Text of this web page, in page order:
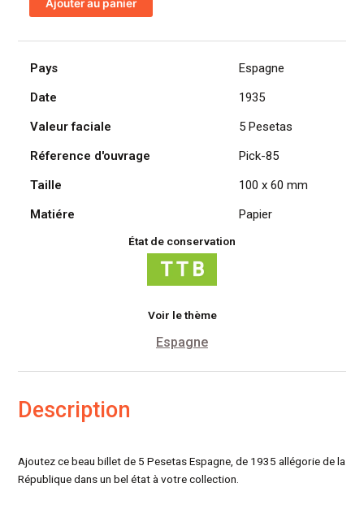
ESPAGNE
de
1935,
Ajouter au panier
Pays
Espagne
Date
1935
Valeur faciale
5 Pesetas
Réference d'ouvrage
Pick-85
Taille
100 x 60 mm
Matiére
Papier
État de conservation
Voir le thème
Espagne
Description
Ajoutez ce beau billet de 5 Pesetas Espagne, de 1935 allégorie de la
République dans un bel état à votre collection.